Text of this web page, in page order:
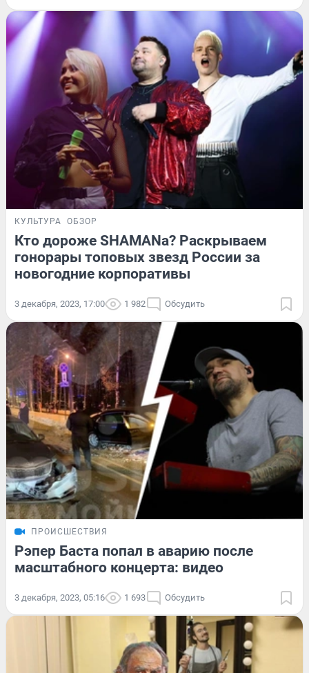
КУЛЬТУРА ОБЗОР
Кто дороже SHAMANа? Раскрываем
гонорары топовых звезд России за
новогодние корпоративы
3 декабря, 2023, 17:00 1 982 Обсудить
ПРОИСШЕСТВИЯ
Рэпер Баста попал в аварию после
масштабного концерта: видео
3 декабря, 2023, 05:16 1 693 Обсудить